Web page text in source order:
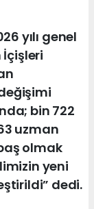
yılı genel
İçişleri
bin 722
uzman
olmak
yeni
dedi.